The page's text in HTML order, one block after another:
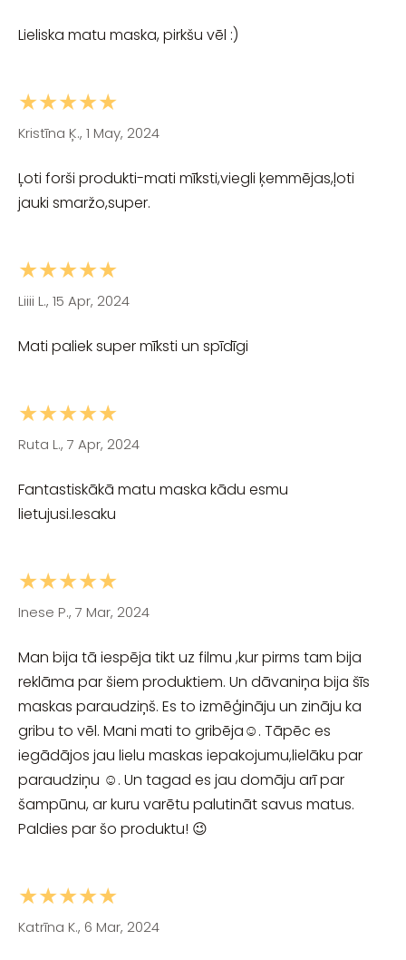
Lieliska matu maska, pirkšu vēl :)
★★★★★
Kristīna Ķ., 1 May, 2024
Ļoti forši produkti-mati mīksti,viegli ķemmējas,ļoti
jauki smaržo,super.
★★★★★
Liiii L., 15 Apr, 2024
Mati paliek super mīksti un spīdīgi
★★★★★
Ruta L., 7 Apr, 2024
Fantastiskākā matu maska kādu esmu
lietujusi.Iesaku
★★★★★
Inese P., 7 Mar, 2024
Man bija tā iespēja tikt uz filmu ,kur pirms tam bija
reklāma par šiem produktiem. Un dāvaniņa bija šīs
maskas paraudziņš. Es to izmēģināju un zināju ka
gribu to vēl. Mani mati to gribēja☺️. Tāpēc es
iegādājos jau lielu maskas iepakojumu,lielāku par
paraudziņu ☺️. Un tagad es jau domāju arī par
šampūnu, ar kuru varētu palutināt savus matus.
Paldies par šo produktu! 😉
★★★★★
Katrīna K., 6 Mar, 2024